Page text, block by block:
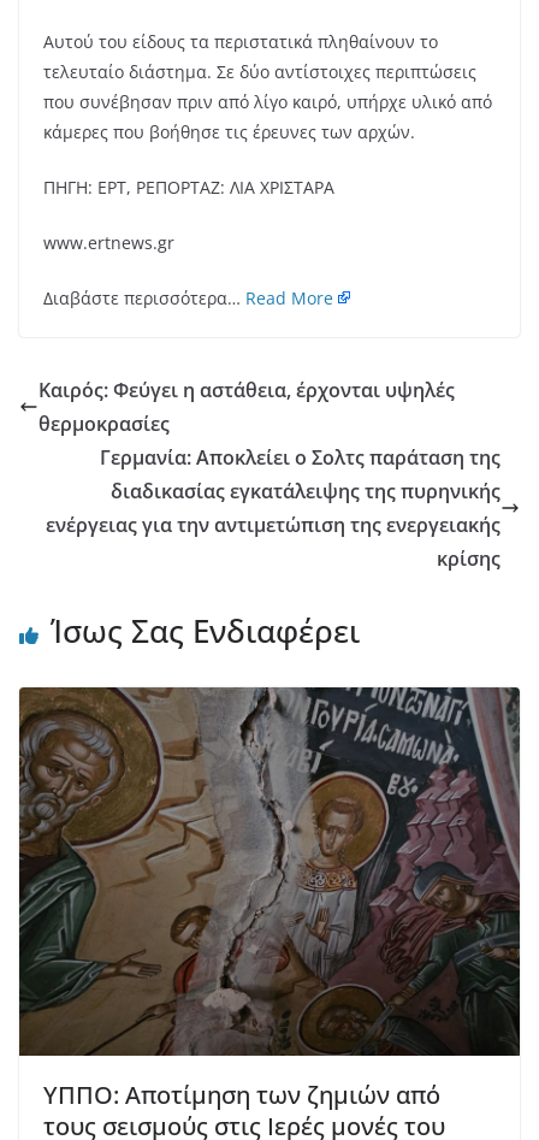
Αυτού του είδους τα περιστατικά πληθαίνουν το
τελευταίο διάστημα. Σε δύο αντίστοιχες περιπτώσεις
που συνέβησαν πριν από λίγο καιρό, υπήρχε υλικό από
κάμερες που βοήθησε τις έρευνες των αρχών.
ΠΗΓΗ: ΕΡΤ, ΡΕΠΟΡΤΑΖ: ΛΙΑ ΧΡΙΣΤΑΡΑ
www.ertnews.gr
Διαβάστε περισσότερα… Read More
Καιρός: Φεύγει η αστάθεια, έρχονται υψηλές
θερμοκρασίες
Γερμανία: Αποκλείει ο Σολτς παράταση της
διαδικασίας εγκατάλειψης της πυρηνικής
ενέργειας για την αντιμετώπιση της ενεργειακής
κρίσης
Ίσως Σας Ενδιαφέρει
ΥΠΠΟ: Αποτίμηση των ζημιών από
τους σεισμούς στις Ιερές μονές του